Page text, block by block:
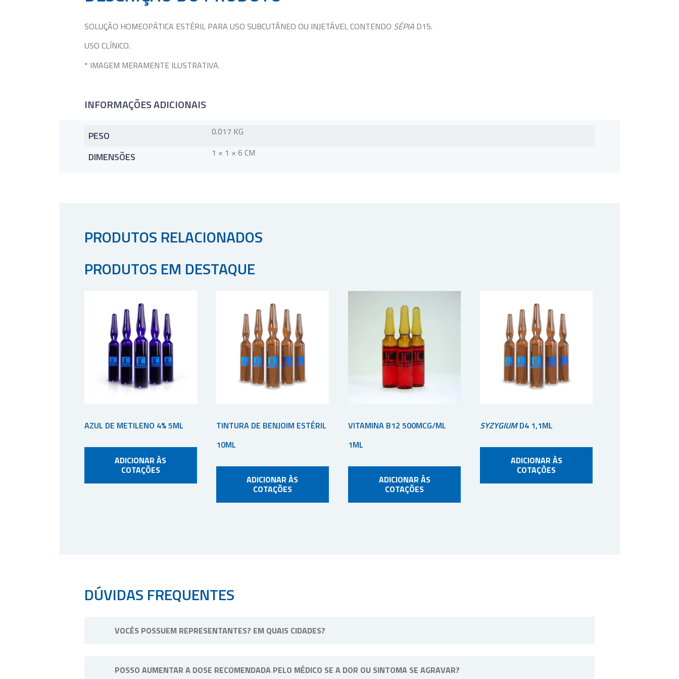
SOLUÇÃO HOMEOPÁTICA ESTÉRIL PARA USO SUBCUTÂNEO OU INJETÁVEL CONTENDO SÉPIA D15.
USO CLÍNICO.
* IMAGEM MERAMENTE ILUSTRATIVA.
INFORMAÇÕES ADICIONAIS
PESO 0.017 KG
DIMENSÕES 1 × 1 × 6 CM
PRODUTOS RELACIONADOS
PRODUTOS EM DESTAQUE
AZUL DE METILENO 4% 5ML
ADICIONAR ÀS
COTAÇÕES
TINTURA DE BENJOIM ESTÉRIL
10ML
ADICIONAR ÀS
COTAÇÕES
VITAMINA B12 500MCG/ML
1ML
ADICIONAR ÀS
COTAÇÕES
SYZYGIUMD4 1,1ML
ADICIONAR ÀS
COTAÇÕES
DÚVIDAS FREQUENTES
VOCÊS POSSUEM REPRESENTANTES? EM QUAIS CIDADES?
POSSO AUMENTAR A DOSE RECOMENDADA PELO MÉDICO SE A DOR OU SINTOMA SE AGRAVAR?